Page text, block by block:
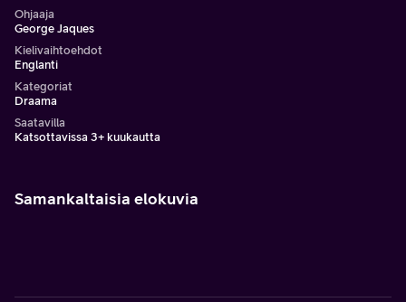
Ohjaaja
George Jaques
Kielivaihtoehdot
Englanti
Kategoriat
Draama
Saatavilla
Katsottavissa 3+ kuukautta
Samankaltaisia elokuvia